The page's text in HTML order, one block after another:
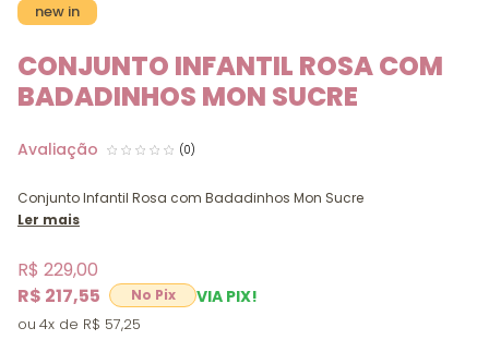
new in
CONJUNTO INFANTIL ROSA COM
BADADINHOS MON SUCRE
(0)
Conjunto Infantil Rosa com Badadinhos Mon Sucre
Ler mais
R$ 217,55 VIA PIX!
R$ 229,00
4x R$ 57,25